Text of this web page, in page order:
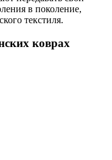
в поколение,
текстиля.
коврах